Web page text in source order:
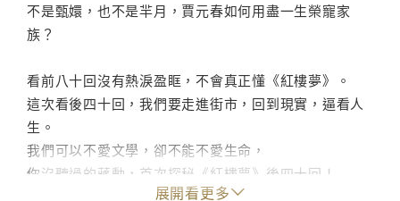
不是甄嬛，也不是羋月，賈元春如何用盡一生榮寵家
族？
看前八十回沒有熱淚盈眶，不會真正懂《紅樓夢》。
這次看後四十回，我們要走進街市，回到現實，逼看人
生。
我們可以不愛文學，卻不能不愛生命，
你沒聽過的蔣勳，首次探秘《紅樓夢》後四十回！
展開看更多